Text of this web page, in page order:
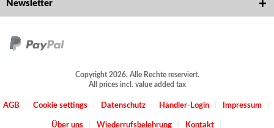
Newsletter
Copyright 2026. Alle Rechte reserviert.
All prices incl. value added tax
AGB Cookie settings Datenschutz Händler-Login Impressum
Über uns Wiederrufsbelehrung Kontakt